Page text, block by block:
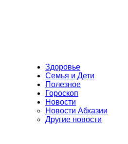
Здоровье
Семья и Дети
Полезное
Гороскоп
Новости
Новости Абхазии
Другие новости